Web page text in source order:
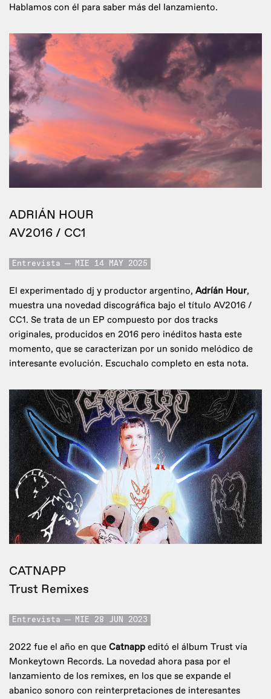
Hablamos con él para saber más del lanzamiento.
ADRIÁN HOUR
AV2016 / CC1
Entrevista MIE 14 MAY 2025
El experimentado dj y productor argentino, Adríán Hour,
muestra una novedad discográfica bajo el título AV2016 /
CC1. Se trata de un EP compuesto por dos tracks
originales, producidos en 2016 pero inéditos hasta este
momento, que se caracterizan por un sonido melódico de
interesante evolución. Escuchalo completo en esta nota.
CATNAPP
Trust Remixes
Entrevista MIE 28 JUN 2023
2022 fue el año en que Catnapp editó el álbum Trust vía
Monkeytown Records. La novedad ahora pasa por el
lanzamiento de los remixes, en los que se expande el
abanico sonoro con reinterpretaciones de interesantes